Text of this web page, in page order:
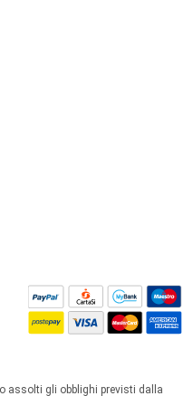
assolti gli obblighi previsti dalla